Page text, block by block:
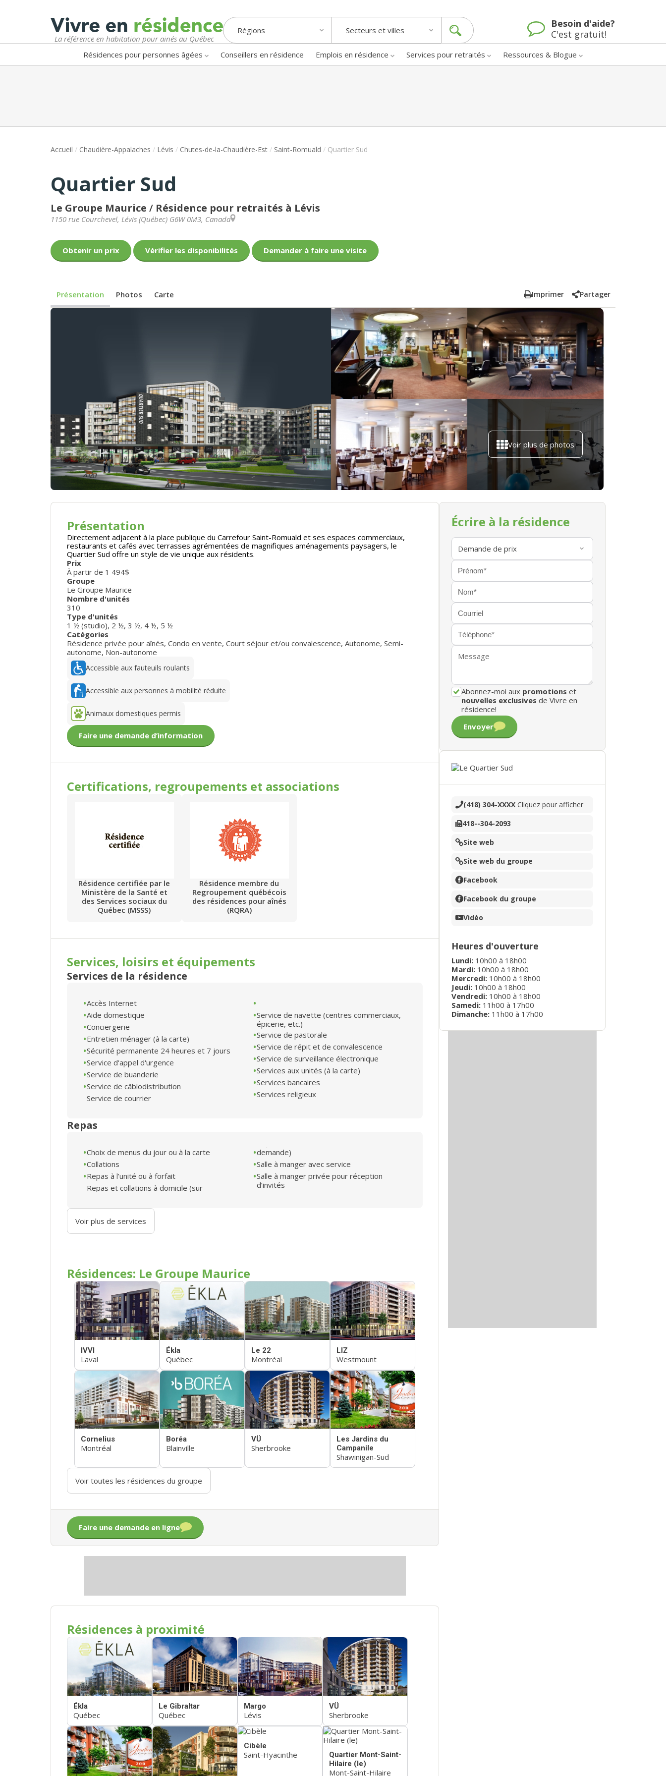
La référence en habitation pour ainés au Québec
Régions Secteurs et villes
Besoin d'aide?
C'est gratuit!
Résidences pour personnes âgées Conseillers en résidence Emplois en résidence Services pour retraités Ressources & Blogue
Accueil / Chaudière-Appalaches / Lévis / Chutes-de-la-Chaudière-Est / Saint-Romuald / Quartier Sud
Quartier Sud
Le Groupe Maurice / Résidence pour retraités à Lévis
1150 rue Courchevel, Lévis (Québec) G6W 0M3, Canada
Obtenir un prix Vérifier les disponibilités Demander à faire une visite
Présentation Photos Carte Imprimer Partager
Voir plus de photos
Présentation
Directement adjacent à la place publique du Carrefour Saint-Romuald et ses espaces commerciaux,
restaurants et cafés avec terrasses agrémentées de magnifiques aménagements paysagers, le
Quartier Sud offre un style de vie unique aux résidents.
Prix
À partir de 1 494$
Groupe
Le Groupe Maurice
Nombre d'unités
310
Type d'unités
1 ½ (studio), 2 ½, 3 ½, 4 ½, 5 ½
Catégories
Résidence privée pour aînés, Condo en vente, Court séjour et/ou convalescence, Autonome, Semi-
autonome, Non-autonome
Accessible aux fauteuils roulants
Accessible aux personnes à mobilité réduite
Animaux domestiques permis
Faire une demande d’information
Certifications, regroupements et associations
Résidence certifiée par le
Ministère de la Santé et
des Services sociaux du
Québec (MSSS)
Résidence membre du
Regroupement québécois
des résidences pour aînés
(RQRA)
Services, loisirs et équipements
Services de la résidence
Accès Internet
Aide domestique
Conciergerie
Entretien ménager (à la carte)
Sécurité permanente 24 heures et 7 jours
Service d'appel d'urgence
Service de buanderie
Service de câblodistribution
Service de courrier
Service de navette (centres commerciaux,
épicerie, etc.)
Service de pastorale
Service de répit et de convalescence
Service de surveillance électronique
Services aux unités (à la carte)
Services bancaires
Services religieux
Repas
Choix de menus du jour ou à la carte
Collations
Repas à l’unité ou à forfait
Repas et collations à domicile (sur
demande)
Salle à manger avec service
Salle à manger privée pour réception
d’invités
Voir plus de services
Résidences: Le Groupe Maurice
IVVI
Laval
Ékla
Québec
Le 22
Montréal
LIZ
Westmount
Cornelius
Montréal
Boréa
Blainville
VÜ
Sherbrooke
Les Jardins du
Campanile
Shawinigan-Sud
Voir toutes les résidences du groupe
Faire une demande en ligne
Résidences à proximité
Ékla
Québec
Le Gibraltar
Québec
Margo
Lévis
VÜ
Sherbrooke
Cibèle
Saint-Hyacinthe
Quartier Mont-Saint-
Hilaire (le)
Mont-Saint-Hilaire
Écrire à la résidence
Abonnez-moi aux promotions et
nouvelles exclusives de Vivre en
résidence!
Envoyer
(418) 304-XXXX Cliquez pour afficher
418--304-2093
Site web
Site web du groupe
Facebook
Facebook du groupe
Vidéo
Heures d'ouverture
Lundi: 10h00 à 18h00
Mardi: 10h00 à 18h00
Mercredi: 10h00 à 18h00
Jeudi: 10h00 à 18h00
Vendredi: 10h00 à 18h00
Samedi: 11h00 à 17h00
Dimanche: 11h00 à 17h00